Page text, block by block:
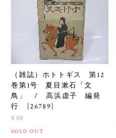
（雑誌）ホトトギス 第12
巻第1号 夏目漱石「文
鳥」 / 高浜虚子 編発
行 [26789]
¥50
SOLD OUT